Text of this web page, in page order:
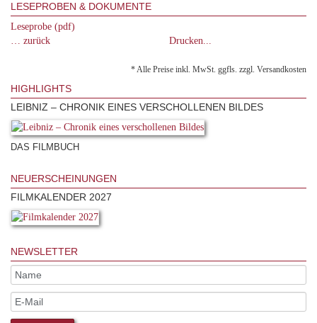
LESEPROBEN & DOKUMENTE
Leseprobe (pdf)
… zurück
Drucken...
* Alle Preise inkl. MwSt. ggfls. zzgl. Versandkosten
HIGHLIGHTS
LEIBNIZ – CHRONIK EINES VERSCHOLLENEN BILDES
DAS FILMBUCH
NEUERSCHEINUNGEN
FILMKALENDER 2027
NEWSLETTER